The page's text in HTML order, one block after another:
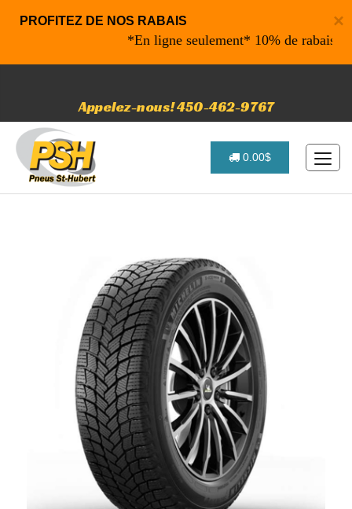
×
PROFITEZ DE NOS RABAIS
*En ligne seulement* 10% de rabais sur
Appelez-nous! 450-462-9767
0.00$